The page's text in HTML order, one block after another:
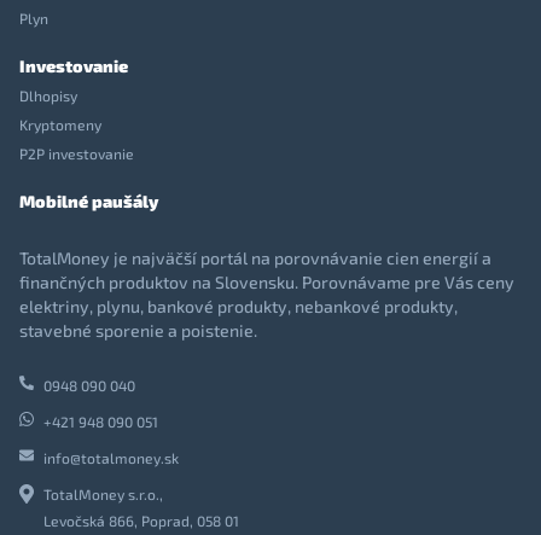
Plyn
Investovanie
Dlhopisy
Kryptomeny
P2P investovanie
Mobilné paušály
TotalMoney je najväčší portál na porovnávanie cien energií a
finančných produktov na Slovensku. Porovnávame pre Vás ceny
elektriny, plynu, bankové produkty, nebankové produkty,
stavebné sporenie a poistenie.
0948 090 040
+421 948 090 051
info@totalmoney.sk
TotalMoney s.r.o.,
Levočská 866, Poprad, 058 01